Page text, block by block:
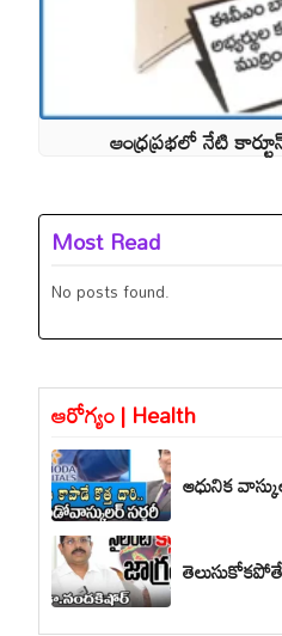
ఆంధ్రప్రభలో నేటి
Most Read
No posts found.
ఆరోగ్యం | Health
ఆధునిక